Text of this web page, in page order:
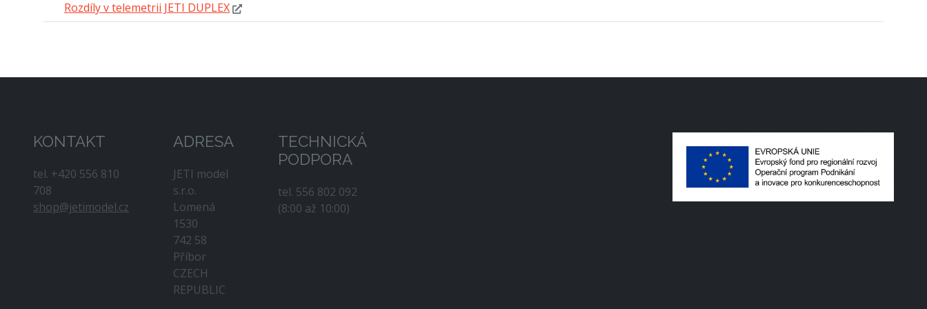
Rozdíly v telemetrii JETI DUPLEX
KONTAKT
tel. +420 556 810
708
shop@jetimodel.cz
ADRESA
JETI model
s.r.o.
Lomená
1530
742 58
Příbor
CZECH
REPUBLIC
TECHNICKÁ
PODPORA
tel. 556 802 092
(8:00 až 10:00)